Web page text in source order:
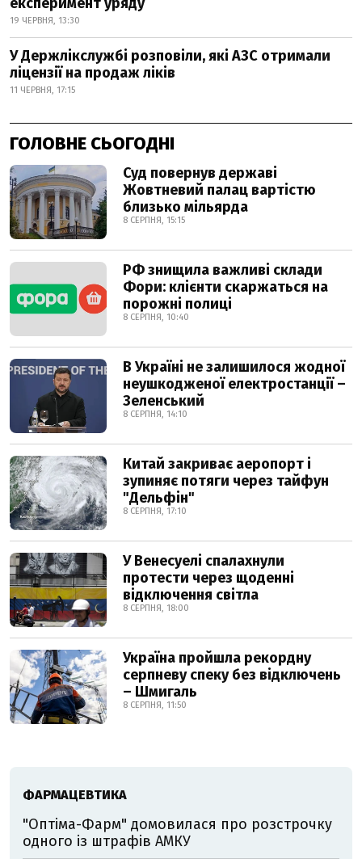
19 ЧЕРВНЯ, 13:30
У Держлікслужбі розповіли, які АЗС отримали
ліцензії на продаж ліків
11 ЧЕРВНЯ, 17:15
ГОЛОВНЕ СЬОГОДНІ
Суд повернув державі
Жовтневий палац вартістю
близько мільярда
8 СЕРПНЯ, 15:15
РФ знищила важливі склади
Фори: клієнти скаржаться на
порожні полиці
8 СЕРПНЯ, 10:40
В Україні не залишилося жодної
неушкодженої електростанції –
Зеленський
8 СЕРПНЯ, 14:10
Китай закриває аеропорт і
зупиняє потяги через тайфун
"Дельфін"
8 СЕРПНЯ, 17:10
У Венесуелі спалахнули
протести через щоденні
відключення світла
8 СЕРПНЯ, 18:00
Україна пройшла рекордну
серпневу спеку без відключень
– Шмигаль
8 СЕРПНЯ, 11:50
ФАРМАЦЕВТИКА
"Оптіма-Фарм" домовилася про розстрочку
одного із штрафів АМКУ